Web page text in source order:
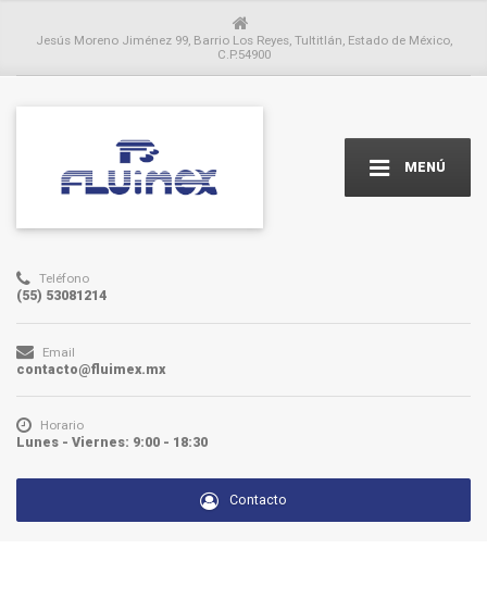
Jesús Moreno Jiménez 99, Barrio Los Reyes, Tultitlán, Estado de México,
C.P.54900
MENÚ
Contacto
Teléfono
(55) 53081214
Email
contacto@fluimex.mx
Horario
Lunes - Viernes: 9:00 - 18:30